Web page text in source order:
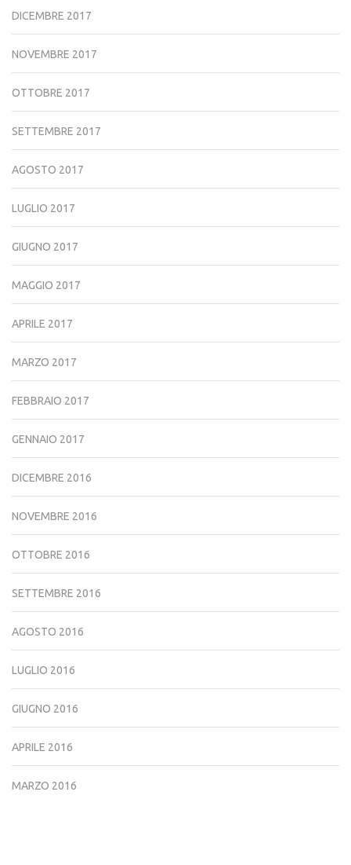
DICEMBRE 2017
NOVEMBRE 2017
OTTOBRE 2017
SETTEMBRE 2017
AGOSTO 2017
LUGLIO 2017
GIUGNO 2017
MAGGIO 2017
APRILE 2017
MARZO 2017
FEBBRAIO 2017
GENNAIO 2017
DICEMBRE 2016
NOVEMBRE 2016
OTTOBRE 2016
SETTEMBRE 2016
AGOSTO 2016
LUGLIO 2016
GIUGNO 2016
APRILE 2016
MARZO 2016